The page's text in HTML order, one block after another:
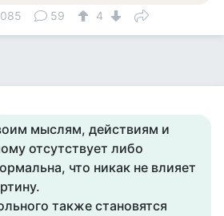
59 4
мыслям, действиям и
отсутствует либо
что никак не влияет
также становятся